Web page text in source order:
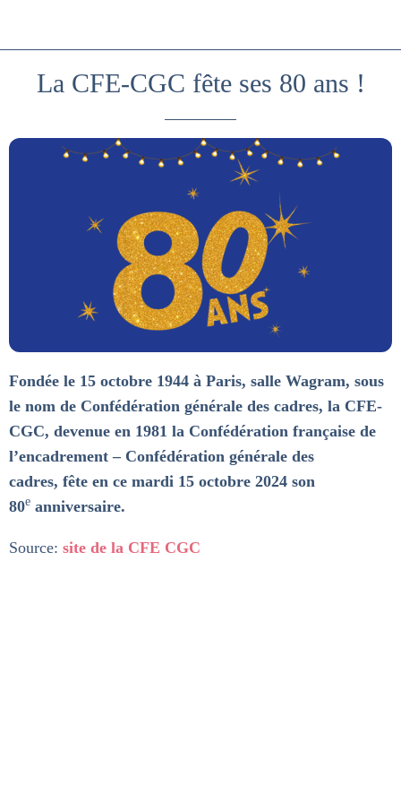
La CFE-CGC fête ses 80 ans !
Fondée le 15 octobre 1944 à Paris, salle Wagram, sous
le nom de Confédération générale des cadres, la CFE-
CGC, devenue en 1981 la Confédération française de
l’encadrement – Confédération générale des
cadres, fête en ce mardi 15 octobre 2024 son
80e anniversaire.
Source: site de la CFE CGC